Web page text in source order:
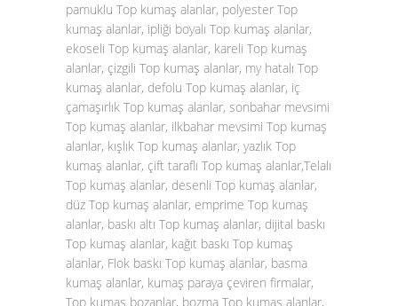
pamuklu Top kumaş alanlar, polyester Top
kumaş alanlar, ipliği boyalı Top kumaş alanlar,
ekoseli Top kumaş alanlar, kareli Top kumaş
alanlar, çizgili Top kumaş alanlar, my hatalı Top
kumaş alanlar, defolu Top kumaş alanlar, iç
çamaşırlık Top kumaş alanlar, sonbahar mevsimi
Top kumaş alanlar, ilkbahar mevsimi Top kumaş
alanlar, kışlık Top kumaş alanlar, yazlık Top
kumaş alanlar, çift taraflı Top kumaş alanlar,Telalı
Top kumaş alanlar, desenli Top kumaş alanlar,
düz Top kumaş alanlar, emprime Top kumaş
alanlar, baskı altı Top kumaş alanlar, dijital baskı
Top kumaş alanlar, kağıt baskı Top kumaş
alanlar, Flok baskı Top kumaş alanlar, basma
kumaş alanlar, kumaş paraya çeviren firmalar,
Top kumaş bozanlar, bozma Top kumaş alanlar,